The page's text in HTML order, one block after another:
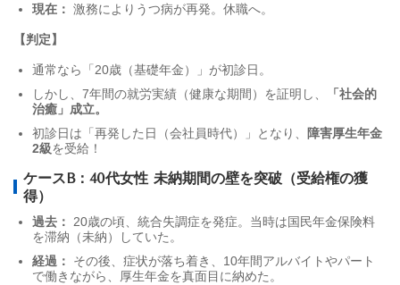
現在： 激務によりうつ病が再発。休職へ。
【判定】
通常なら「20歳（基礎年金）」が初診日。
しかし、7年間の就労実績（健康な期間）を証明し、
「社会的
治癒」成立。
初診日は「再発した日（会社員時代）」となり、
障害厚生年金
2級を受給！
ケースB：40代女性 未納期間の壁を突破（受給権の獲
得）
過去：
20歳の頃、統合失調症を発症。当時は国民年金保険料
を滞納（未納）していた。
経過：
その後、症状が落ち着き、10年間アルバイトやパート
で働きながら、厚生年金を真面目に納めた。